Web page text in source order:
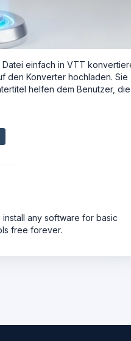
einfach in VTT
den Konverter hochladen. Sie
helfen dem Benutzer, die
any software for basic
free forever.